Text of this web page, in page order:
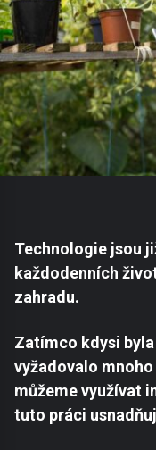
Technologie jsou
každodenních
zahradu.
Zatímco kdysi
vyžadovalo
můžeme využívat
tuto práci